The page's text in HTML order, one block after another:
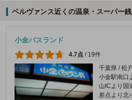
ベルヴァンス近くの温泉・スーパー
小金バスランド
4.7点 / 19件
千葉県 / 松
小金駅南口
山ICより国
差点より北